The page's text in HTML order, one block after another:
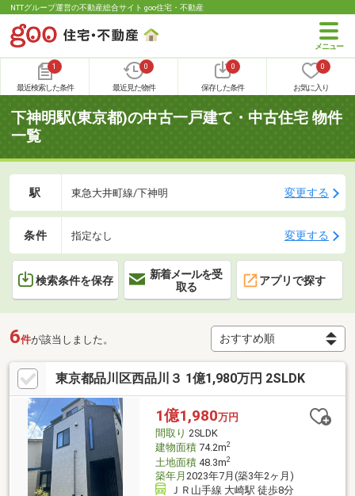
NTTグループ運営の不動産総合サイト goo住宅・不動産
1
最近検索した条件
0
最近見た物件
0
保存した条件
0
お気に入り
下神明駅(東京都)の中古一戸建て・中古住宅 物件
一覧
駅 東急大井町線/下神明 変更する
条件 指定なし 変更する
検索条件を保存
新着メールを受
取る
アプリで探す
6件が該当しました。
東京都品川区西品川３ 1億1,980万円 2SLDK
1億1,980万円
間取り 2SLDK
建物面積74.2m2
土地面積48.3m2
築年月 2023年7月(築3年2ヶ月)
ＪＲ山手線 大崎駅 徒歩8分